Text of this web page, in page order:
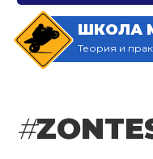
ШКОЛА
Теория и
#